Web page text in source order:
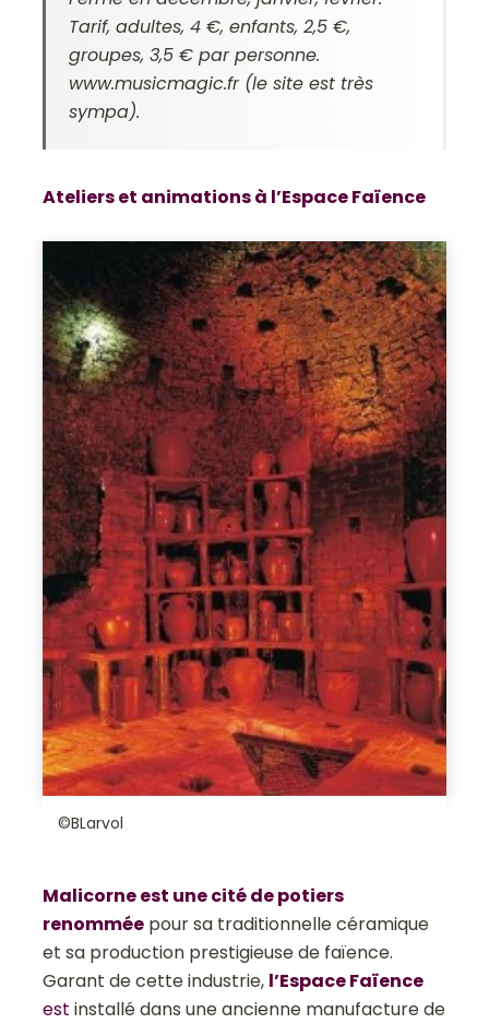
Tarif, adultes, 4 €, enfants, 2,5 €,
groupes, 3,5 € par personne.
www.musicmagic.fr (le site est très
sympa).
Ateliers et animations à l’Espace Faïence
©BLarvol
Malicorne est une cité de potiers
renommée pour sa traditionnelle céramique
et sa production prestigieuse de faïence.
Garant de cette industrie, l’Espace Faïence
est installé dans une ancienne manufacture de